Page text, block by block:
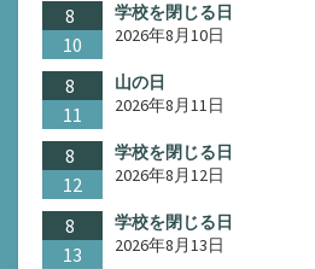
8
10
学校を閉じる日
2026年8月10日
8
11
山の日
2026年8月11日
8
12
学校を閉じる日
2026年8月12日
8
13
学校を閉じる日
2026年8月13日